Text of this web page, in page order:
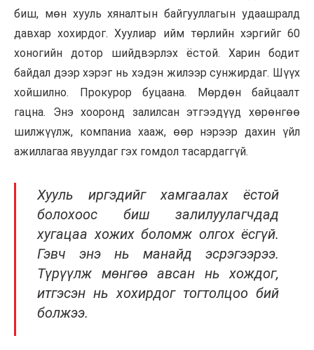
биш, мөн хууль хяналтын байгууллагын удаашралд
давхар хохирдог. Хуулиар ийм төрлийн хэргийг 60
хоногийн дотор шийдвэрлэх ёстой. Харин бодит
байдал дээр хэрэг нь хэдэн жилээр сунжирдаг. Шүүх
хойшилно. Прокурор буцаана. Мөрдөн байцаалт
гацна. Энэ хооронд залилсан этгээдүүд хөрөнгөө
шилжүүлж, компаниа хааж, өөр нэрээр дахин үйл
ажиллагаа явуулдаг гэх гомдол тасардаггүй.
Хууль иргэдийг хамгаалах ёстой
болохоос биш залилуулагчдад
хугацаа хожих боломж олгох ёсгүй.
Гэвч энэ нь манайд эсрэгээрээ.
Түрүүлж мөнгөө авсан нь хождог,
итгэсэн нь хохирдог тогтолцоо бий
болжээ.